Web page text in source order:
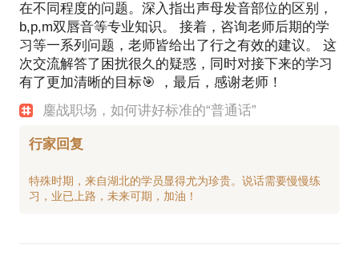
在不同程度的问题。深入指出声母发音部位的区别，
b,p,m双唇音等专业知识。 接着，咨询老师后期的学
习等一系列问题，老师皆给出了行之有效的建议。 这
次交流解答了困扰很久的疑惑，同时对接下来的学习
有了更加清晰的目标🎯 ，最后，感谢老师！
鏖战职场，如何讲好标准的“普通话”
行家回复
特殊时期，来自湖北的学员显得尤为珍贵。说话需要慢慢练